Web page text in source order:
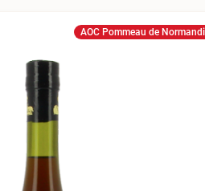
AOC Pommeau de